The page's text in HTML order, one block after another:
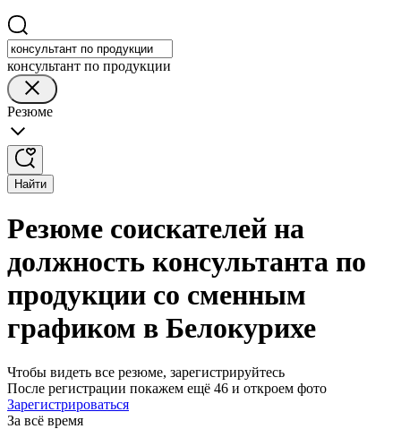
консультант по продукции
Резюме
Найти
Резюме соискателей на
должность консультанта по
продукции со сменным
графиком в Белокурихе
Чтобы видеть все резюме, зарегистрируйтесь
После регистрации покажем ещё 46 и откроем фото
Зарегистрироваться
За всё время